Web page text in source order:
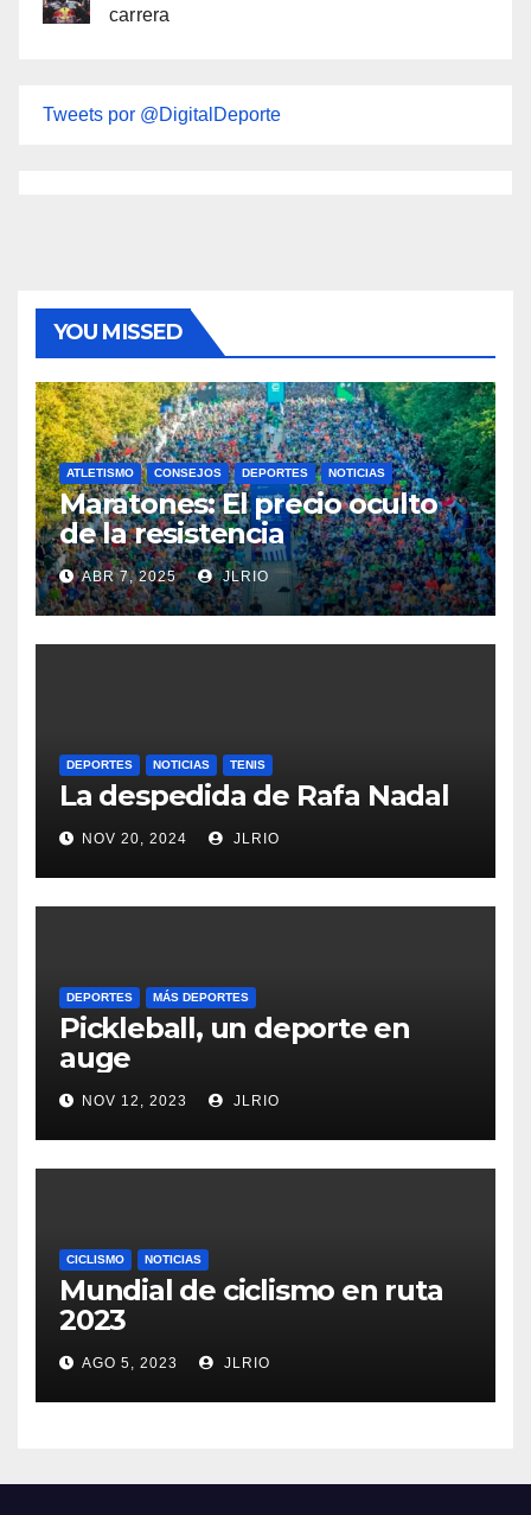
carrera
Tweets por @DigitalDeporte
YOU MISSED
ATLETISMO CONSEJOS DEPORTES NOTICIAS
Maratones: El precio oculto
de la resistencia
ABR 7, 2025 JLRIO
DEPORTES NOTICIAS TENIS
La despedida de Rafa Nadal
NOV 20, 2024 JLRIO
DEPORTES MÁS DEPORTES
Pickleball, un deporte en
auge
NOV 12, 2023 JLRIO
CICLISMO NOTICIAS
Mundial de ciclismo en ruta
2023
AGO 5, 2023 JLRIO